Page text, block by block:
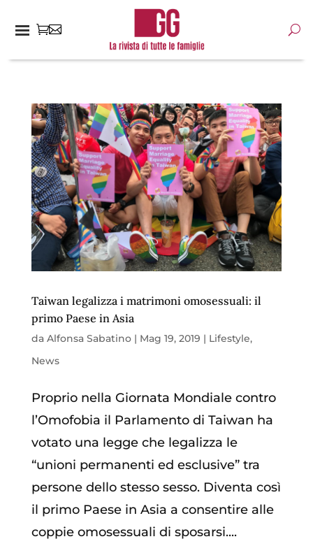
Taiwan legalizza i matrimoni omosessuali: il
primo Paese in Asia
da Alfonsa Sabatino| Mag 19, 2019 | Lifestyle,
News
Proprio nella Giornata Mondiale contro
l’Omofobia il Parlamento di Taiwan ha
votato una legge che legalizza le
“unioni permanenti ed esclusive” tra
persone dello stesso sesso. Diventa così
il primo Paese in Asia a consentire alle
coppie omosessuali di sposarsi....